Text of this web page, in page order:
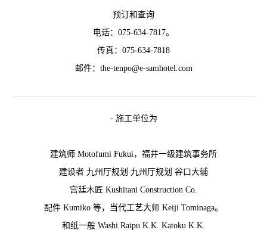
预订和查询
电话：075-634-7817。
传真：075-634-7818
邮件：the-tenpo@e-samhotel.com
- 施工单位为
建筑师 Motofumi Fukui，福井一级建筑事务所
建设者 九州厅规划 九州厅规划 谷口大辅
宫廷木匠 Kushitani Construction Co.
配件 Kumiko 等，当代工艺大师 Keiji Tominaga。
和纸一般 Washi Raipu K.K. Katoku K.K.